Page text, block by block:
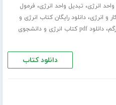
واحد انرژی، تبدیل واحد انرژی، فرمول
و انرژی،دانلود رایگان کتاب انرژی و
،
دانلود pdf کتاب انرژی و دانشجوی
دانلود کتاب